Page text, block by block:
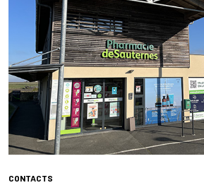
CONTACTS